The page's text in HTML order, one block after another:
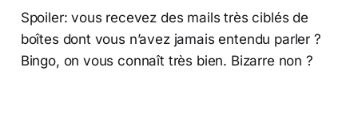
Spoiler: vous recevez des mails très ciblés de
boîtes dont vous n’avez jamais entendu parler ?
Bingo, on vous connaît très bien. Bizarre non ?